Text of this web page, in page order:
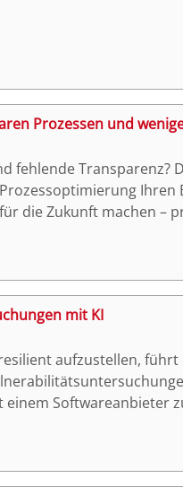
Prozessen und
fehlende Transparenz?
die Zukunft machen –
am 22. Oktober 2025!
mit KI
aufzustellen, führt
Softwareanbieter
founder und CEO des
Kooperation in